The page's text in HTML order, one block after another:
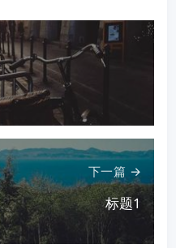
下一篇 →
标题1